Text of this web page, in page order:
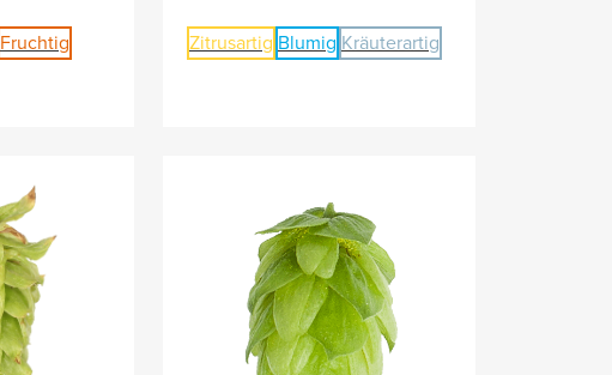
Fruchtig Zitrusartig Blumig Kräuterartig